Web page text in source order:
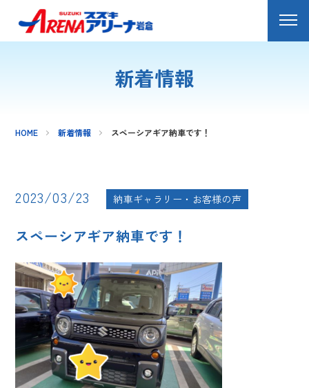
新着情報
HOME 新着情報 スペーシアギア納車です！
2023/03/23 納車ギャラリー・お客様の声
スペーシアギア納車です！